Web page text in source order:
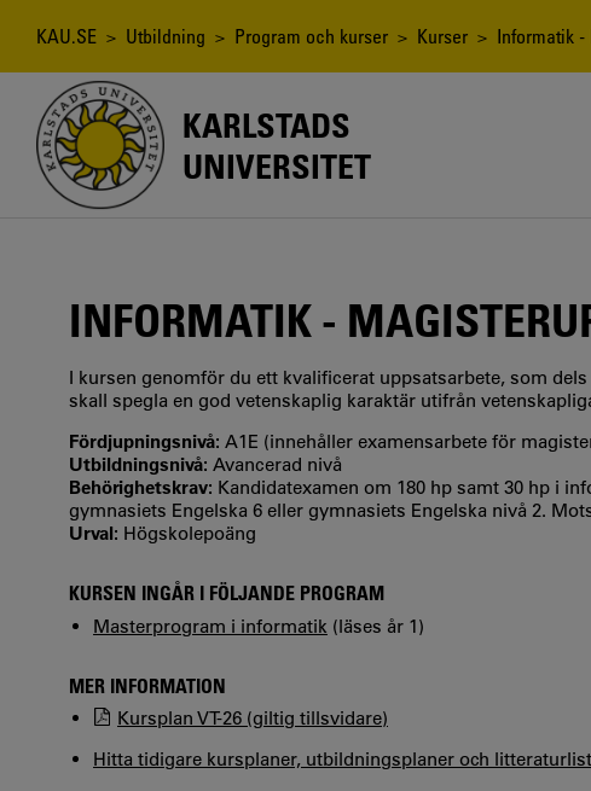
Länkstig
KAU.SE > Utbildning > Program och kurser > Kurser > Informatik -
KARLSTADS
UNIVERSITET
INFORMATIK -
I kursen genomför du ett kvalificerat uppsatsarbete, som
skall spegla en god vetenskaplig karaktär utifrån
Fördjupningsnivå: A1E (innehåller examensarbete för
Utbildningsnivå: Avancerad nivå
Behörighetskrav: Kandidatexamen om 180 hp samt 30 hp i
gymnasiets Engelska 6 eller gymnasiets Engelska nivå 2.
Urval: Högskolepoäng
KURSEN INGÅR I FÖLJANDE PROGRAM
Masterprogram i informatik (läses år 1)
MER INFORMATION
Kursplan VT-26 (giltig tillsvidare)
Hitta tidigare kursplaner, utbildningsplaner och